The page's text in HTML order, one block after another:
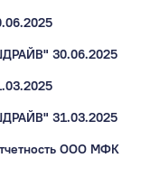
30.06.2025
31.03.2025
ООО МФК